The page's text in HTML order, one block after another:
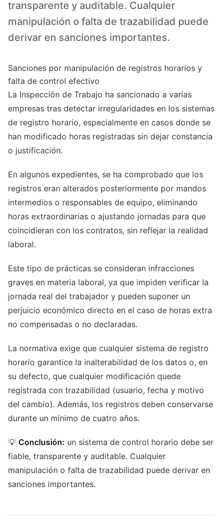
transparente y auditable. Cualquier
manipulación o falta de trazabilidad puede
derivar en sanciones importantes.
Sanciones por manipulación de registros horarios y
falta de control efectivo
La Inspección de Trabajo ha sancionado a varias
empresas tras detectar irregularidades en los sistemas
de registro horario, especialmente en casos donde se
han modificado horas registradas sin dejar constancia
o justificación.
En algunos expedientes, se ha comprobado que los
registros eran alterados posteriormente por mandos
intermedios o responsables de equipo, eliminando
horas extraordinarias o ajustando jornadas para que
coincidieran con los contratos, sin reflejar la realidad
laboral.
Este tipo de prácticas se consideran infracciones
graves en materia laboral, ya que impiden verificar la
jornada real del trabajador y pueden suponer un
perjuicio económico directo en el caso de horas extra
no compensadas o no declaradas.
La normativa exige que cualquier sistema de registro
horario garantice la inalterabilidad de los datos o, en
su defecto, que cualquier modificación quede
registrada con trazabilidad (usuario, fecha y motivo
del cambio). Además, los registros deben conservarse
durante un mínimo de cuatro años.
💡 Conclusión: un sistema de control horario debe ser
fiable, transparente y auditable. Cualquier
manipulación o falta de trazabilidad puede derivar en
sanciones importantes.